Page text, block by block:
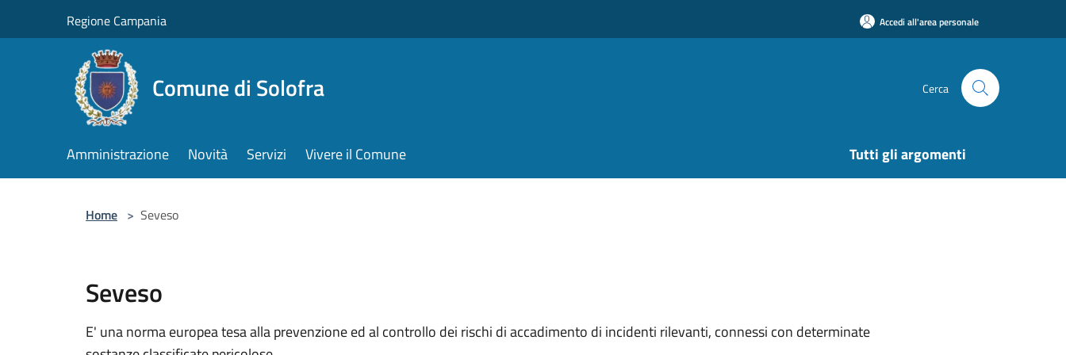
Regione Campania Accedi all'area personale
Comune di Solofra Cerca
Amministrazione Novità Servizi Vivere il Comune Tutti gli argomenti
Home > Seveso
Seveso
E' una norma europea tesa alla prevenzione ed al controllo dei rischi di accadimento di incidenti rilevanti, connessi con determinate